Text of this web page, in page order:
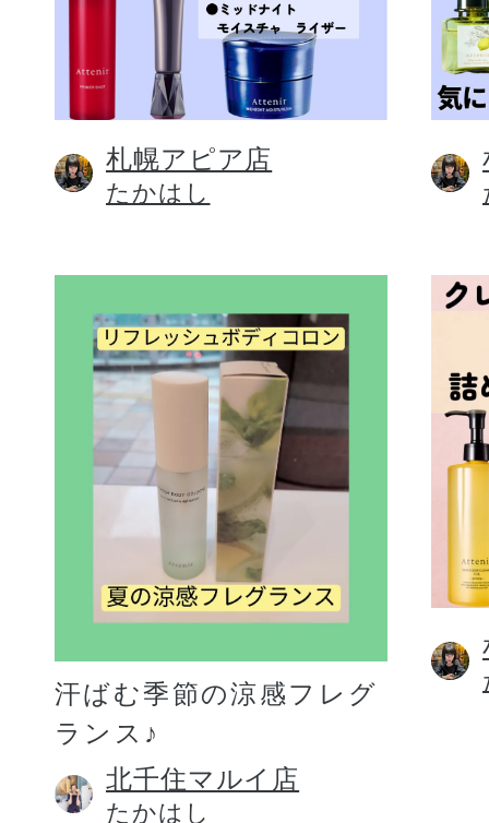
札幌アピア店
たかはし
汗ばむ季節の涼感フレグ
ランス♪
北千住マルイ店
たかはし